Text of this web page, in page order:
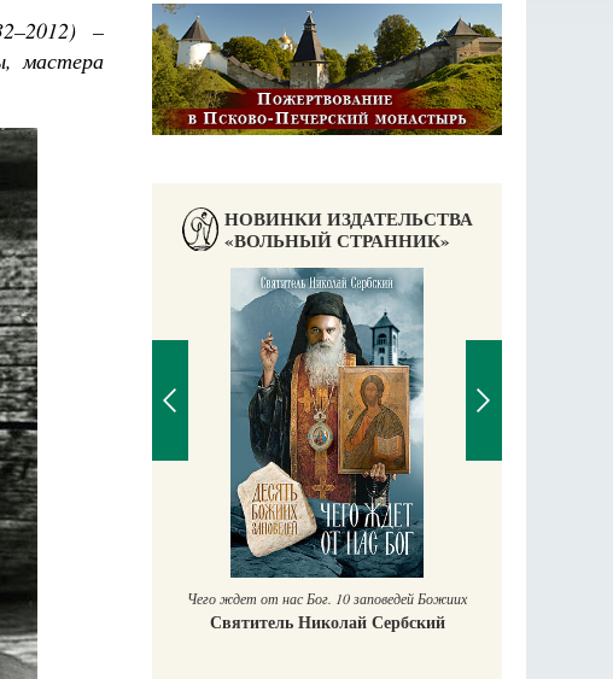
–
мастера
НОВИНКИ ИЗДАТЕЛЬСТВА
«ВОЛЬНЫЙ СТРАННИК»
Научись у
Чего ждет от нас Бог. 10 заповедей Божиих
Святитель Николай Сербский